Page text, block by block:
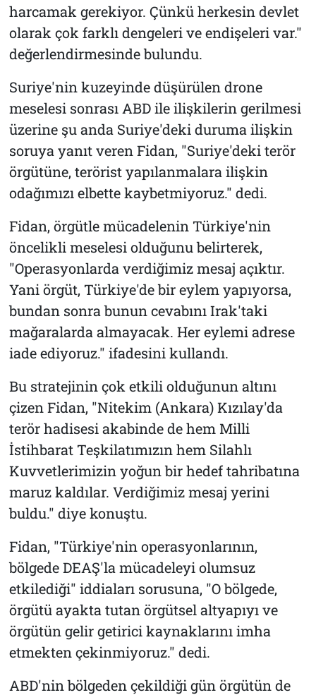
harcamak gerekiyor. Çünkü herkesin devlet
olarak çok farklı dengeleri ve endişeleri var."
değerlendirmesinde bulundu.
Suriye'nin kuzeyinde düşürülen drone
meselesi sonrası ABD ile ilişkilerin gerilmesi
üzerine şu anda Suriye'deki duruma ilişkin
soruya yanıt veren Fidan, "Suriye'deki terör
örgütüne, terörist yapılanmalara ilişkin
odağımızı elbette kaybetmiyoruz." dedi.
Fidan, örgütle mücadelenin Türkiye'nin
öncelikli meselesi olduğunu belirterek,
"Operasyonlarda verdiğimiz mesaj açıktır.
Yani örgüt, Türkiye'de bir eylem yapıyorsa,
bundan sonra bunun cevabını Irak'taki
mağaralarda almayacak. Her eylemi adrese
iade ediyoruz." ifadesini kullandı.
Bu stratejinin çok etkili olduğunun altını
çizen Fidan, "Nitekim (Ankara) Kızılay'da
terör hadisesi akabinde de hem Milli
İstihbarat Teşkilatımızın hem Silahlı
Kuvvetlerimizin yoğun bir hedef tahribatına
maruz kaldılar. Verdiğimiz mesaj yerini
buldu." diye konuştu.
Fidan, "Türkiye'nin operasyonlarının,
bölgede DEAŞ'la mücadeleyi olumsuz
etkilediği" iddiaları sorusuna, "O bölgede,
örgütü ayakta tutan örgütsel altyapıyı ve
örgütün gelir getirici kaynaklarını imha
etmekten çekinmiyoruz." dedi.
ABD'nin bölgeden çekildiği gün örgütün de